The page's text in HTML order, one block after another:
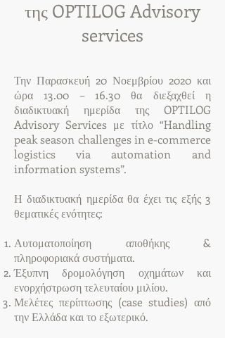
της OPTILOG Advisory
services
Την Παρασκευή 20 Νοεμβρίου 2020 και
ώρα 13.00 – 16.30 θα διεξαχθεί η
διαδικτυακή ημερίδα της OPTILOG
Advisory Services με τίτλο “Handling
peak season challenges in e-commerce
logistics via automation and
information systems”.
Η διαδικτυακή ημερίδα θα έχει τις εξής 3
θεματικές ενότητες:
Αυτοματοποίηση αποθήκης &
πληροφοριακά συστήματα.
Έξυπνη δρομολόγηση οχημάτων και
ενορχήστρωση τελευταίου μιλίου.
Μελέτες περίπτωσης (case studies) από
την Ελλάδα και το εξωτερικό.